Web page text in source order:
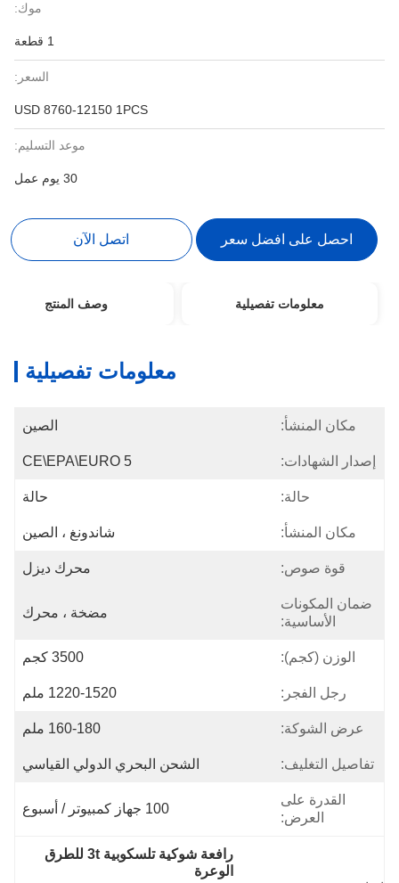
موك:
السعر:
USD 8760-12150 1PCS
موعد التسليم:
30 يوم عمل
احصل على افضل سعر اتصل الآن
معلومات تفصيلية وصف المنتج
معلومات تفصيلية
مكان المنشأ: الصين
إصدار الشهادات: CE\EPA\EURO 5
حالة: حالة
مكان المنشأ: شاندونغ ، الصين
قوة صوص: محرك ديزل
ضمان المكونات
الأساسية:
مضخة ، محرك
الوزن (كجم): 3500 كجم
رجل الفجر: 1220-1520 ملم
عرض الشوكة: 160-180 ملم
تفاصيل التغليف: الشحن البحري الدولي القياسي
القدرة على
العرض:
100 جهاز كمبيوتر / أسبوع
رافعة شوكية تلسكوبية 3t للطرق
الوعرة